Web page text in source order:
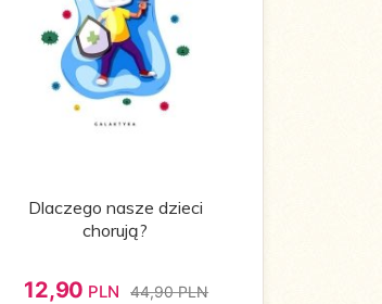
Dlaczego nasze dzieci
chorują?
12,90 PLN 44,90 PLN